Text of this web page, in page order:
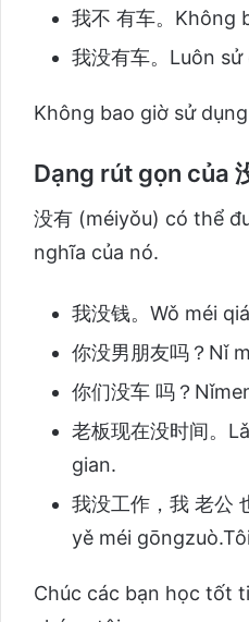
我不 有车。Không
我没有车。Luôn
Không bao giờ sử
Dạng rút gọn của
没有 (méiyǒu) có thể
nghĩa của nó.
我没钱。Wǒ méi
你没男朋友吗？Nǐ
你们没车 吗？
老板现在没时间。
gian.
我没工作，我 老公
yě méi
Chúc các bạn học tốt